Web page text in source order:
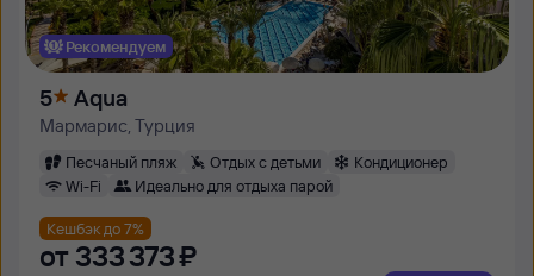
Рекомендуем
5 Aqua
Мармарис, Турция
Песчаный пляж Отдых с детьми
Кондиционер
Wi-Fi
Идеально для отдыха парой
Кешбэк до 7%
от 333 ⁠373 ⁠₽